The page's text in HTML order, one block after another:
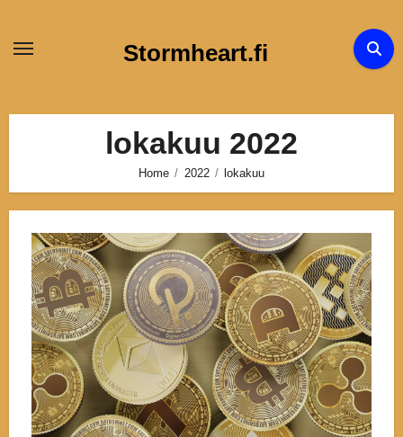
Stormheart.fi
lokakuu 2022
Home 2022 lokakuu